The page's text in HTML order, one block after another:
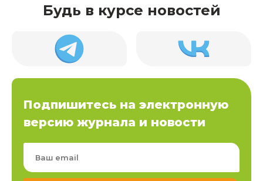
Будь в курсе новостей
Подпишитесь на электронную
версию журнала и новости